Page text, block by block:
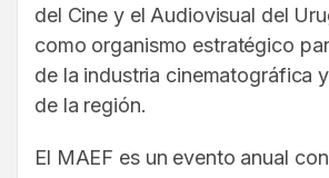
del Cine y el Audiovisual del
como organismo estratégico
de la industria cinematográfica
de la región.
El MAEF es un evento anual